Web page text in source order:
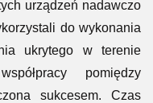
urządzeń nadawczo
do wykonania
ukrytego w terenie
pomiędzy
sukcesem. Czas